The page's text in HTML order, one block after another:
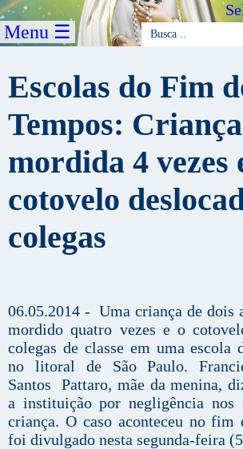
Menu ☰
Escolas do Fim
Tempos:
mordida 4 vezes
cotovelo
colegas
06.05.2014 - Uma criança de dois
mordido quatro vezes e o
colegas de classe em uma escola
no litoral de São Paulo.
Santos Pattaro, mãe da menina,
a instituição por negligência nos
criança. O caso aconteceu no fim
foi divulgado nesta segunda-feira